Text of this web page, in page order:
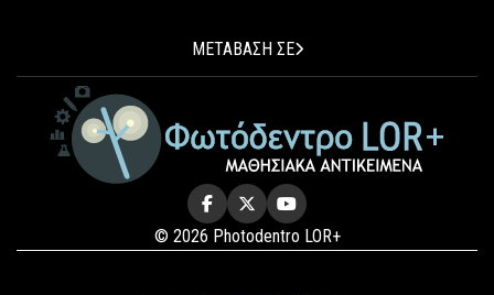
ΜΕΤΑΒΑΣΗ ΣΕ
© 2026 Photodentro LOR+